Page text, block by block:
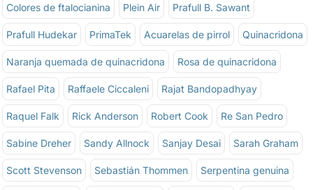
Colores de ftalocianina Plein Air Prafull B. Sawant
Prafull Hudekar PrimaTek Acuarelas de pirrol Quinacridona
Naranja quemada de quinacridona Rosa de quinacridona
Rafael Pita Raffaele Ciccaleni Rajat Bandopadhyay
Raquel Falk Rick Anderson Robert Cook Re San Pedro
Sabine Dreher Sandy Allnock Sanjay Desai Sarah Graham
Scott Stevenson Sebastián Thommen Serpentina genuina